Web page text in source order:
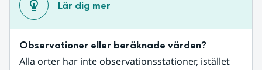
Lär dig mer
Observationer eller beräknade värden?
Alla orter har inte observationsstationer, istället